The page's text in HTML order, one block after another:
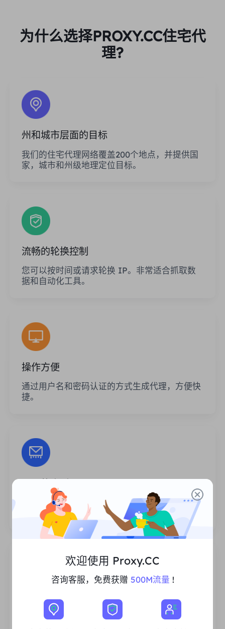
为什么选择PROXY.CC住宅代
理?
州和城市层面的目标
我们的住宅代理网络覆盖200个地点，并提供国
家，城市和州级地理定位目标。
流畅的轮换控制
您可以按时间或请求轮换 IP。非常适合抓取数
据和自动化工具。
操作方便
通过用户名和密码认证的方式生成代理，方便快
捷。
代理的使用次数或调用频率没有限制。您可以一
次生成大量代理。
丰富的住宅IP资源
我们确保我们的IP代理资源是稳定可靠的，我们
欢迎使用 Proxy.CC
咨询客服，免费获赠 500M流量 !